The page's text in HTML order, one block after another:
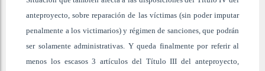
anteproyecto, sobre reparación de las víctimas (sin poder imputar
penalmente a los victimarios) y régimen de sanciones, que podrán
ser solamente administrativas. Y queda finalmente por referir al
menos los escasos 3 artículos del Título III del anteproyecto,